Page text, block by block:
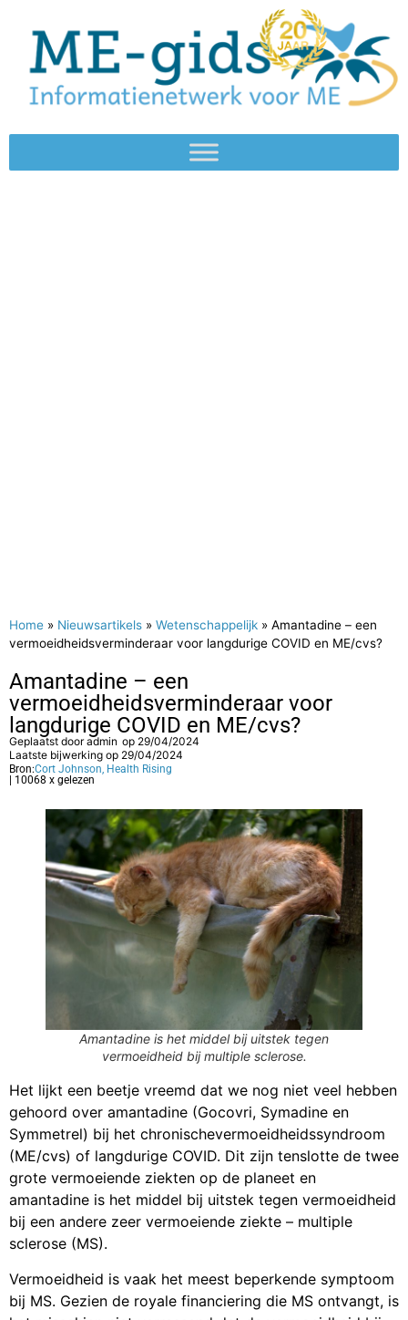
Home » Nieuwsartikels » Wetenschappelijk » Amantadine – een
vermoeidheidsverminderaar voor langdurige COVID en ME/cvs?
Amantadine – een
vermoeidheidsverminderaar voor
langdurige COVID en ME/cvs?
Geplaatst dooradmin op 29/04/2024
Laatste bijwerking op 29/04/2024
Bron:Cort Johnson, Health Rising
| 10068 x gelezen
Amantadine is het middel bij uitstek tegen
vermoeidheid bij multiple sclerose.
Het lijkt een beetje vreemd dat we nog niet veel hebben
gehoord over amantadine (Gocovri, Symadine en
Symmetrel) bij het chronischevermoeidheidssyndroom
(ME/cvs) of langdurige COVID. Dit zijn tenslotte de twee
grote vermoeiende ziekten op de planeet en
amantadine is het middel bij uitstek tegen vermoeidheid
bij een andere zeer vermoeiende ziekte – multiple
sclerose (MS).
Vermoeidheid is vaak het meest beperkende symptoom
bij MS. Gezien de royale financiering die MS ontvangt, is